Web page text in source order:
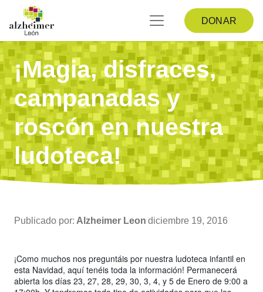
DONAR
¡Magia, disfraces,
campanadas y
roscón en nuestra
ludoteca!
Publicado por: Alzheimer Leon diciembre 19, 2016
¡Como muchos nos preguntáis por nuestra ludoteca infantil en
esta Navidad, aquí tenéis toda la información! Permanecerá
abierta los días 23, 27, 28, 29, 30, 3, 4, y 5 de Enero de 9:00 a